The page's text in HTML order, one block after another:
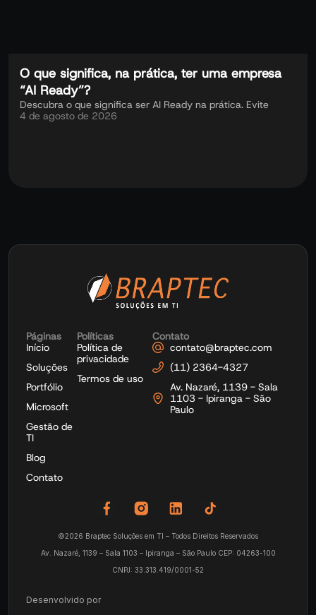
O que significa, na prática, ter uma empresa
“AI Ready”?
Descubra o que significa ser AI Ready na prática. Evite
4 de agosto de 2026
Páginas
Início
Soluções
Portfólio
Microsoft
Gestão de
TI
Blog
Contato
Políticas
Política de
privacidade
Termos de uso
Contato
contato@braptec.com
(11) 2364-4327
Av. Nazaré, 1139 - Sala
1103 - Ipiranga - São
Paulo
©2026 Braptec Soluções em TI – Todos Direitos Reservados
Av. Nazaré, 1139 – Sala 1103 – Ipiranga – São Paulo CEP: 04263-100
CNPJ: 33.313.419/0001-52
Desenvolvido por